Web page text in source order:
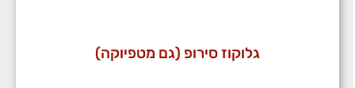
גלוקוז סירופ (גם מטפיוקה)